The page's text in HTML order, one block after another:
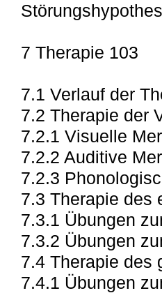
7 Therapie 103
7.1 Verlauf der
7.2 Therapie der
7.2.1 Visuelle
7.2.2 Auditive
7.2.3
7.3 Therapie des
7.3.1 Übungen
7.3.2 Übungen
7.4 Therapie des
7.4.1 Übungen